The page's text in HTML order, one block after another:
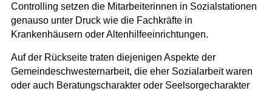
Controlling setzen die Mitarbeiterinnen in Sozialstationen
genauso unter Druck wie die Fachkräfte in
Krankenhäusern oder Altenhilfeeinrichtungen.
Auf der Rückseite traten diejenigen Aspekte der
Gemeindeschwesternarbeit, die eher Sozialarbeit waren
oder auch Beratungscharakter oder Seelsorgecharakter